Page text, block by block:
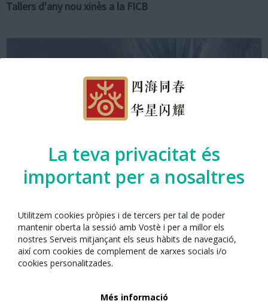
La teva privacitat és
important per a nosaltres
Utilitzem cookies pròpies i de tercers per tal de poder
mantenir oberta la sessió amb Vostè i per a millor els
nostres Serveis mitjançant els seus hàbits de navegació,
així com cookies de complement de xarxes socials i/o
cookies personalitzades.
Més informació
Tallers d'any nou xinès a la FICB
CineClub FICB: La serpiente blanca